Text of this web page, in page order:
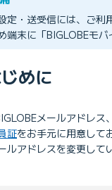
定・送受信には、ご利
端末に「BIGLOBEモ
めに
メールアドレス
証をお手元に用意して
ルアドレスを変更して